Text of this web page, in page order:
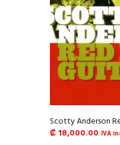
Scotty Anderson
₡18,000.00 IVA